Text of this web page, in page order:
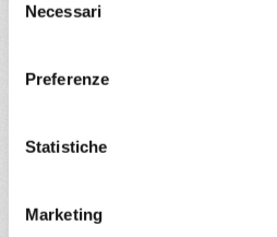
delNecessari
Preferenze
Statistiche
Marketing